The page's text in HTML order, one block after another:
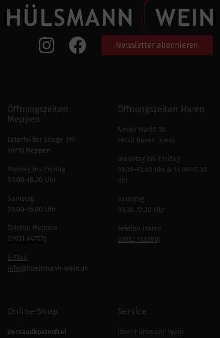
Newsletter abonnieren
Öffnungszeiten
Meppen
Esterfelder Stiege 119
49716 Meppen
Montag bis Freitag
09.00–18.30 Uhr
Samstag
09.00–16.00 Uhr
Telefon Meppen
05931 847571
E-Mail
info@huelsmann-wein.de
Öffnungszeiten Haren
Neuer Markt 16
49733 Haren (Ems)
Dienstag bis Freitag
09.30–13.00 Uhr & 14.00–17.30
uhr
Samstag
09.30–12.30 Uhr
Telefon Haren
05932 7333916
Online-Shop
Versandkostenfrei
Service
Über Hülsmann Wein